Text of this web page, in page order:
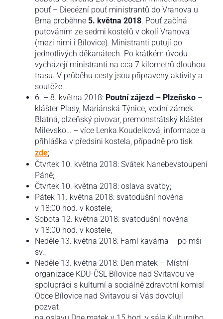
pouť – Diecézní pouť ministrantů do Vranova u
Brna proběhne 5. května 2018. Pouť začíná
putováním ze sedmi kostelů v okolí Vranova
(mezi nimi i Bílovice). Ministranti putují po
jednotlivých děkanátech. Po krátkém úvodu
vycházejí ministranti na cca 7 kilometrů dlouhou
trasu. V průběhu cesty jsou připraveny aktivity a
soutěže.
6. – 8. května 2018: Poutní zájezd – Plzeňsko –
klášter Plasy, Mariánská Týnice, vodní zámek
Blatná, plzeňský pivovar, premonstrátský klášter
Milevsko… – více Lenka Koudelková, informace a
přihláška v předsíni kostela, případně pro tisk
zde;
Čtvrtek 10. května 2018: Svátek Nanebevstoupení
Páně;
Čtvrtek 10. května 2018: oslava svatby;
Pátek 11. května 2018: svatodušní novéna
v 18:00 hod. v kostele;
Sobota 12. května 2018: svatodušní novéna
v 18:00 hod. v kostele;
Neděle 13. května 2018: Farní kavárna – po mši
sv.;
Neděle 13. května 2018: Den matek – Místní
organizace KDU-ČSL Bílovice nad Svitavou ve
spolupráci s kulturní a sociálně zdravotní komisí
Obce Bílovice nad Svitavou si Vás dovolují
pozvat